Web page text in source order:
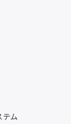
ム